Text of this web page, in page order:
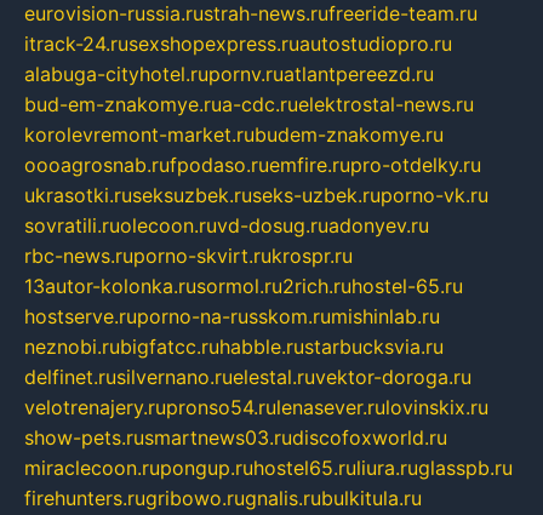
eurovision-russia.rustrah-news.rufreeride-team.ru
itrack-24.rusexshopexpress.ruautostudiopro.ru
alabuga-cityhotel.rupornv.ruatlantpereezd.ru
bud-em-znakomye.rua-cdc.ruelektrostal-news.ru
korolevremont-market.rubudem-znakomye.ru
oooagrosnab.rufpodaso.ruemfire.rupro-otdelky.ru
ukrasotki.ruseksuzbek.ruseks-uzbek.ruporno-vk.ru
sovratili.ruolecoon.ruvd-dosug.ruadonyev.ru
rbc-news.ruporno-skvirt.rukrospr.ru
13autor-kolonka.rusormol.ru2rich.ruhostel-65.ru
hostserve.ruporno-na-russkom.rumishinlab.ru
neznobi.rubigfatcc.ruhabble.rustarbucksvia.ru
delfinet.rusilvernano.ruelestal.ruvektor-doroga.ru
velotrenajery.rupronso54.rulenasever.rulovinskix.ru
show-pets.rusmartnews03.rudiscofoxworld.ru
miraclecoon.rupongup.ruhostel65.ruliura.ruglasspb.ru
firehunters.rugribowo.rugnalis.rubulkitula.ru